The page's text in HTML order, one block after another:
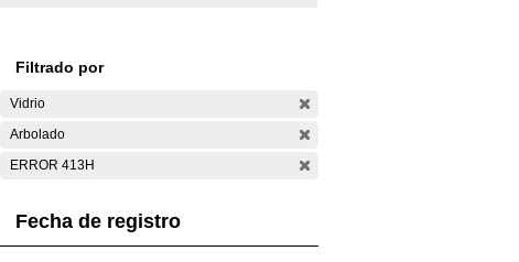
Filtrado por
Vidrio
Arbolado
ERROR 413H
Fecha de registro